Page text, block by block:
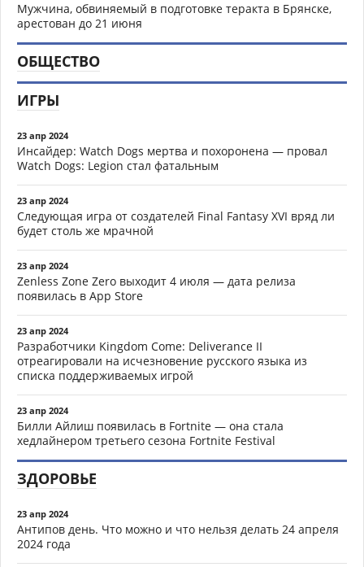
Мужчина, обвиняемый в подготовке теракта в Брянске,
арестован до 21 июня
ОБЩЕСТВО
ИГРЫ
23 апр 2024
Инсайдер: Watch Dogs мертва и похоронена — провал
Watch Dogs: Legion стал фатальным
23 апр 2024
Следующая игра от создателей Final Fantasy XVI вряд ли
будет столь же мрачной
23 апр 2024
Zenless Zone Zero выходит 4 июля — дата релиза
появилась в App Store
23 апр 2024
Разработчики Kingdom Come: Deliverance II
отреагировали на исчезновение русского языка из
списка поддерживаемых игрой
23 апр 2024
Билли Айлиш появилась в Fortnite — она стала
хедлайнером третьего сезона Fortnite Festival
ЗДОРОВЬЕ
23 апр 2024
Антипов день. Что можно и что нельзя делать 24 апреля
2024 года